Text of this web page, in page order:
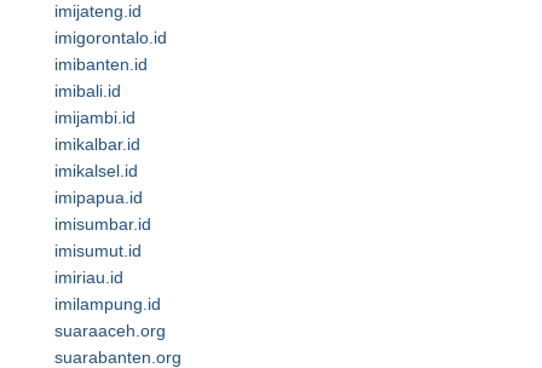
imijateng.id
imigorontalo.id
imibanten.id
imibali.id
imijambi.id
imikalbar.id
imikalsel.id
imipapua.id
imisumbar.id
imisumut.id
imiriau.id
imilampung.id
suaraaceh.org
suarabanten.org